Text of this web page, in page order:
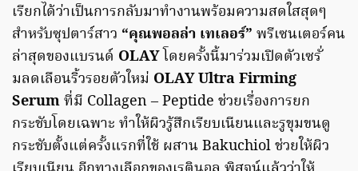
เรียกได้ว่าเป็นการกลับมาทำงานพร้อมความสดใสสุดๆ
สำหรับซุปตาร์สาว “คุณพอลล่า เทเลอร์” พรีเซนเตอร์คน
ล่าสุดของแบรนด์ OLAYโดยครั้งนี้มาร่วมเปิดตัวเซรั่
มลดเลือนริ้วรอยตัวใหม่ OLAY Ultra Firming
Serumที่มี Collagen – Peptide ช่วยเรื่องการยก
กระชับโดยเฉพาะ ทำให้ผิวรู้สึกเรียบเนียนและรูขุมขนดู
กระชับตั้งแต่ครั้งแรกที่ใช้ ผสาน Bakuchiol ช่วยให้ผิว